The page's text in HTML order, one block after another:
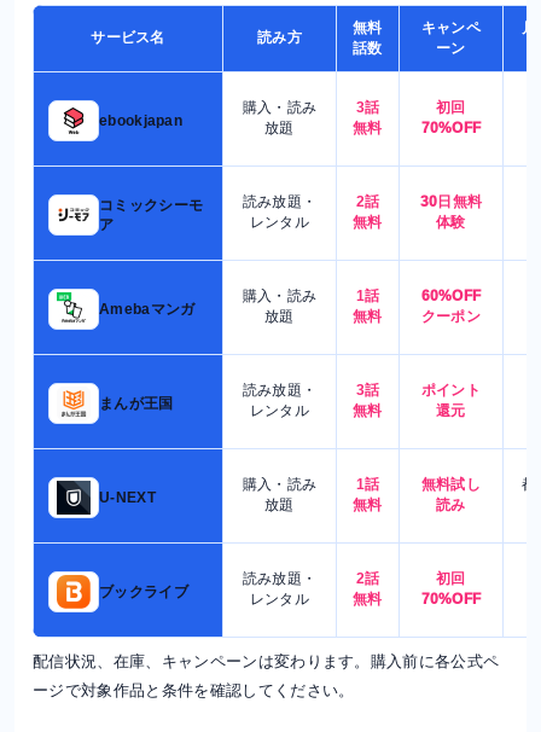
サービス名 読み方
無料
話数
キャンペ
ーン
月
ebookjapan
購入・読み
放題
3話
無料
初回
70%OFF
コミックシーモ
ア
読み放題・
レンタル
2話
無料
30日無料
体験
Amebaマンガ
購入・読み
放題
1話
無料
60%OFF
クーポン
まんが王国
読み放題・
レンタル
3話
無料
ポイント
還元
U-NEXT
購入・読み
放題
1話
無料
無料試し
読み
都
ブックライブ
読み放題・
レンタル
2話
無料
初回
70%OFF
配信状況、在庫、キャンペーンは変わります。購入前に各公式ペ
ージで対象作品と条件を確認してください。